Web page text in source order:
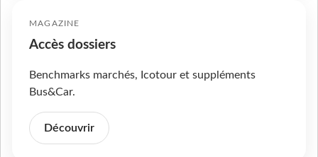
MAGAZINE
Accès dossiers
Benchmarks marchés, Icotour et suppléments
Bus&Car.
Découvrir